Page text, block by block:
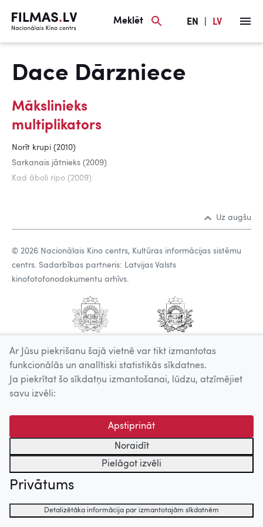
Meklēt EN LV
Dace Dārzniece
Mākslinieks
multiplikators
Norīt krupi (2010)
Sarkanais jātnieks (2009)
Kad āboli ripo (2009)
Uz augšu
© 2026 Nacionālais Kino centrs, Kultūras informācijas sistēmu
centrs. Sadarbības partneris: Latvijas Valsts
kinofotofonodokumentu arhīvs.
Ar Jūsu piekrišanu šajā vietnē var tikt izmantotas
funkcionālās un analītiski statistikās sīkdatnes.
Ja piekrītat šo sīkdatņu izmantošanai, lūdzu, atzīmējiet
savu izvēli:
Apstiprināt
Noraidīt
Pielāgot izvēli
Privātums
Detalizētāka informācija par izmantotajām sīkdatnēm